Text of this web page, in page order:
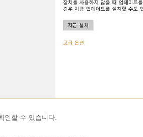
인할 수 있습니다.